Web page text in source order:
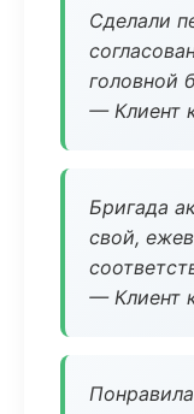
Сделали
головной
— Клиент
Бригада
свой,
— Клиент